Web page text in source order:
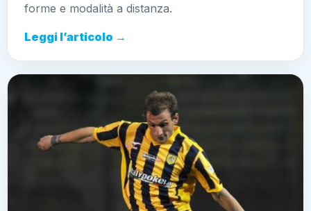
forme e modalità a distanza.
Leggi l’articolo →